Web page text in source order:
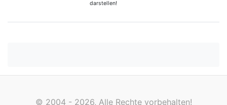
darstellen!
© 2004 - 2026, Alle Rechte vorbehalten!